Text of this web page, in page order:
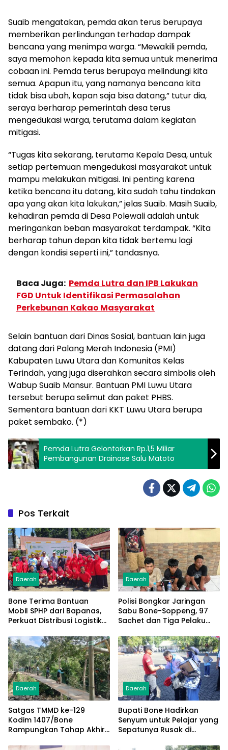
Suaib mengatakan, pemda akan terus berupaya
memberikan perlindungan terhadap dampak
bencana yang menimpa warga. “Mewakili pemda,
saya memohon kepada kita semua untuk menerima
cobaan ini. Pemda terus berupaya melindungi kita
semua. Apapun itu, yang namanya bencana kita
tidak bisa ubah, kapan saja bisa datang,” tutur dia,
seraya berharap pemerintah desa terus
mengedukasi warga, terutama dalam kegiatan
mitigasi.
“Tugas kita sekarang, terutama Kepala Desa, untuk
setiap pertemuan mengedukasi masyarakat untuk
mampu melakukan mitigasi. Ini penting karena
ketika bencana itu datang, kita sudah tahu tindakan
apa yang akan kita lakukan,” jelas Suaib. Masih Suaib,
kehadiran pemda di Desa Polewali adalah untuk
meringankan beban masyarakat terdampak. “Kita
berharap tahun depan kita tidak bertemu lagi
dengan kondisi seperti ini,” tandasnya.
Baca Juga: Pemda Lutra dan IPB Lakukan
FGD Untuk Identifikasi Permasalahan
Perkebunan Kakao Masyarakat
Selain bantuan dari Dinas Sosial, bantuan lain juga
datang dari Palang Merah Indonesia (PMI)
Kabupaten Luwu Utara dan Komunitas Kelas
Terindah, yang juga diserahkan secara simbolis oleh
Wabup Suaib Mansur. Bantuan PMI Luwu Utara
tersebut berupa selimut dan paket PHBS.
Sementara bantuan dari KKT Luwu Utara berupa
paket sembako. (*)
Pemda Lutra Gelontorkan Rp.1,5 Miliar
Pembangunan Drainase Salu Matoto
Pos Terkait
Daerah
Bone Terima Bantuan
Mobil SPHP dari Bapanas,
Perkuat Distribusi Logistik
Daerah
Polisi Bongkar Jaringan
Sabu Bone-Soppeng, 97
Sachet dan Tiga Pelaku
Daerah
Satgas TMMD ke-129
Kodim 1407/Bone
Rampungkan Tahap Akhir
Daerah
Bupati Bone Hadirkan
Senyum untuk Pelajar yang
Sepatunya Rusak di